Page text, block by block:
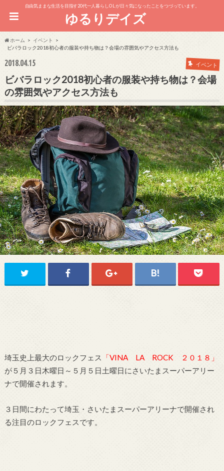
自由気ままな生活を目指す20代一人暮らしOL が日々気になったことをつづっています。
ゆるりデイズ
ホーム
イベント
ビバラロック2018初心者の服装や持ち物は？会場の雰囲気やアクセス方法も
2018.04.15 イベント
ビバラロック2018初心者の服装や持ち物は？会場
の雰囲気やアクセス方法も
埼玉史上最大のロックフェス
「VINA LA ROCK ２０１８」
が５月３日木曜日～５月５日土曜日にさいたまスーパーアリー
ナで開催されます。
３日間にわたって埼玉・さいたまスーパーアリーナで開催され
る注目のロックフェスです。